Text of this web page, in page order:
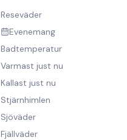
Reseväder
Evenemang
Badtemperatur
Varmast just nu
Kallast just nu
Stjärnhimlen
Sjöväder
Fjällväder